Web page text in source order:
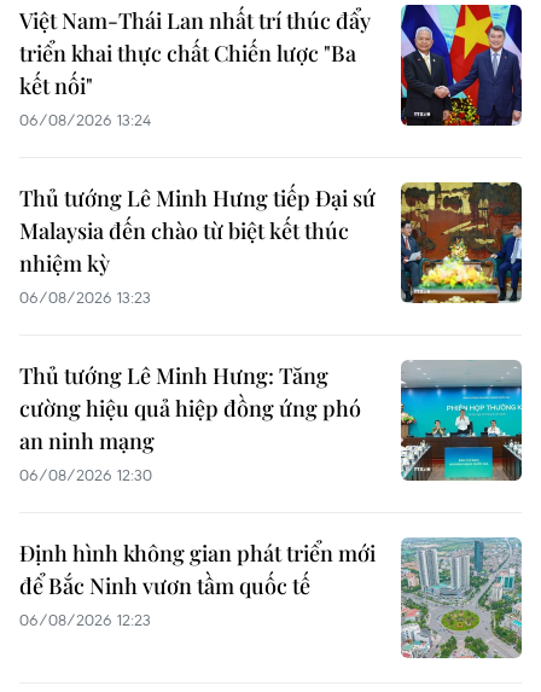
Việt Nam-Thái Lan nhất trí thúc đẩy
triển khai thực chất Chiến lược "Ba
kết nối"
06/08/2026 13:24
Thủ tướng Lê Minh Hưng tiếp Đại sứ
Malaysia đến chào từ biệt kết thúc
nhiệm kỳ
06/08/2026 13:23
Thủ tướng Lê Minh Hưng: Tăng
cường hiệu quả hiệp đồng ứng phó
an ninh mạng
06/08/2026 12:30
Định hình không gian phát triển mới
để Bắc Ninh vươn tầm quốc tế
06/08/2026 12:23